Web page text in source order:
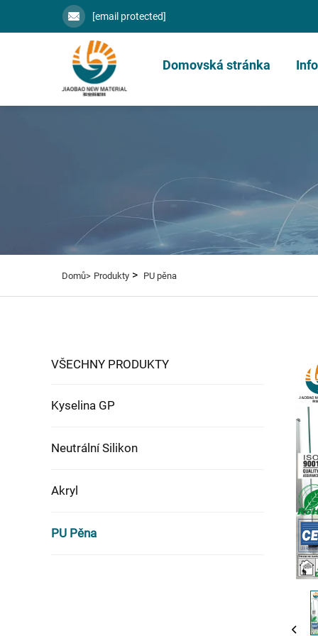
[email protected]
Domovská stránka
Domů> Produkty > PU pěna
VŠECHNY PRODUKTY
Kyselina GP
Neutrální Silikon
Akryl
PU Pěna